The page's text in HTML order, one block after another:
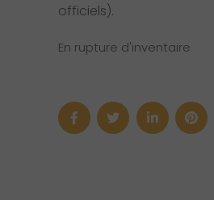
officiels).
En rupture d'inventaire